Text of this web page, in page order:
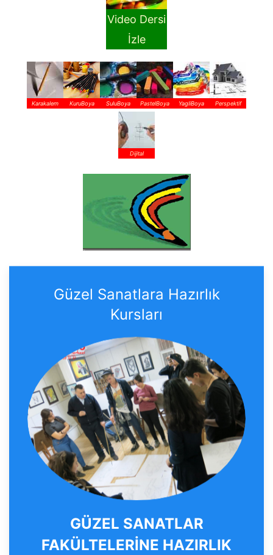
Video Dersi
İzle
Karakalem KuruBoya SuluBoya PastelBoya YagliBoya Perspektif
Dijital
Güzel Sanatlara Hazırlık
Kursları
GÜZEL SANATLAR
FAKÜLTELERİNE HAZIRLIK